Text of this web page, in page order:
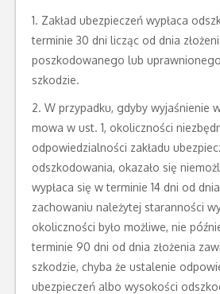
1. Zakład ubezpieczeń wypłaca
terminie 30 dni licząc od dnia
poszkodowanego lub
szkodzie.
2. W przypadku, gdyby wyjaśnienie
mowa w ust. 1, okoliczności
odpowiedzialności zakładu
odszkodowania, okazało się
wypłaca się w terminie 14 dni od
zachowaniu należytej staranności
okoliczności było możliwe, nie
terminie 90 dni od dnia złożenia
szkodzie, chyba że ustalenie
ubezpieczeń albo wysokości